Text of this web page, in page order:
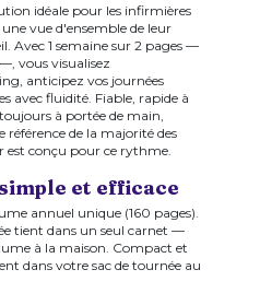
idéale pour les infirmières
vue d'ensemble de leur
Avec 1 semaine sur 2 pages —
vous visualisez
anticipez vos journées
avec fluidité. Fiable, rapide à
à portée de main,
de la majorité des
est conçu pour ce rythme.
et efficace
annuel unique (160 pages).
tient dans un seul carnet —
à la maison. Compact et
dans votre sac de tournée au